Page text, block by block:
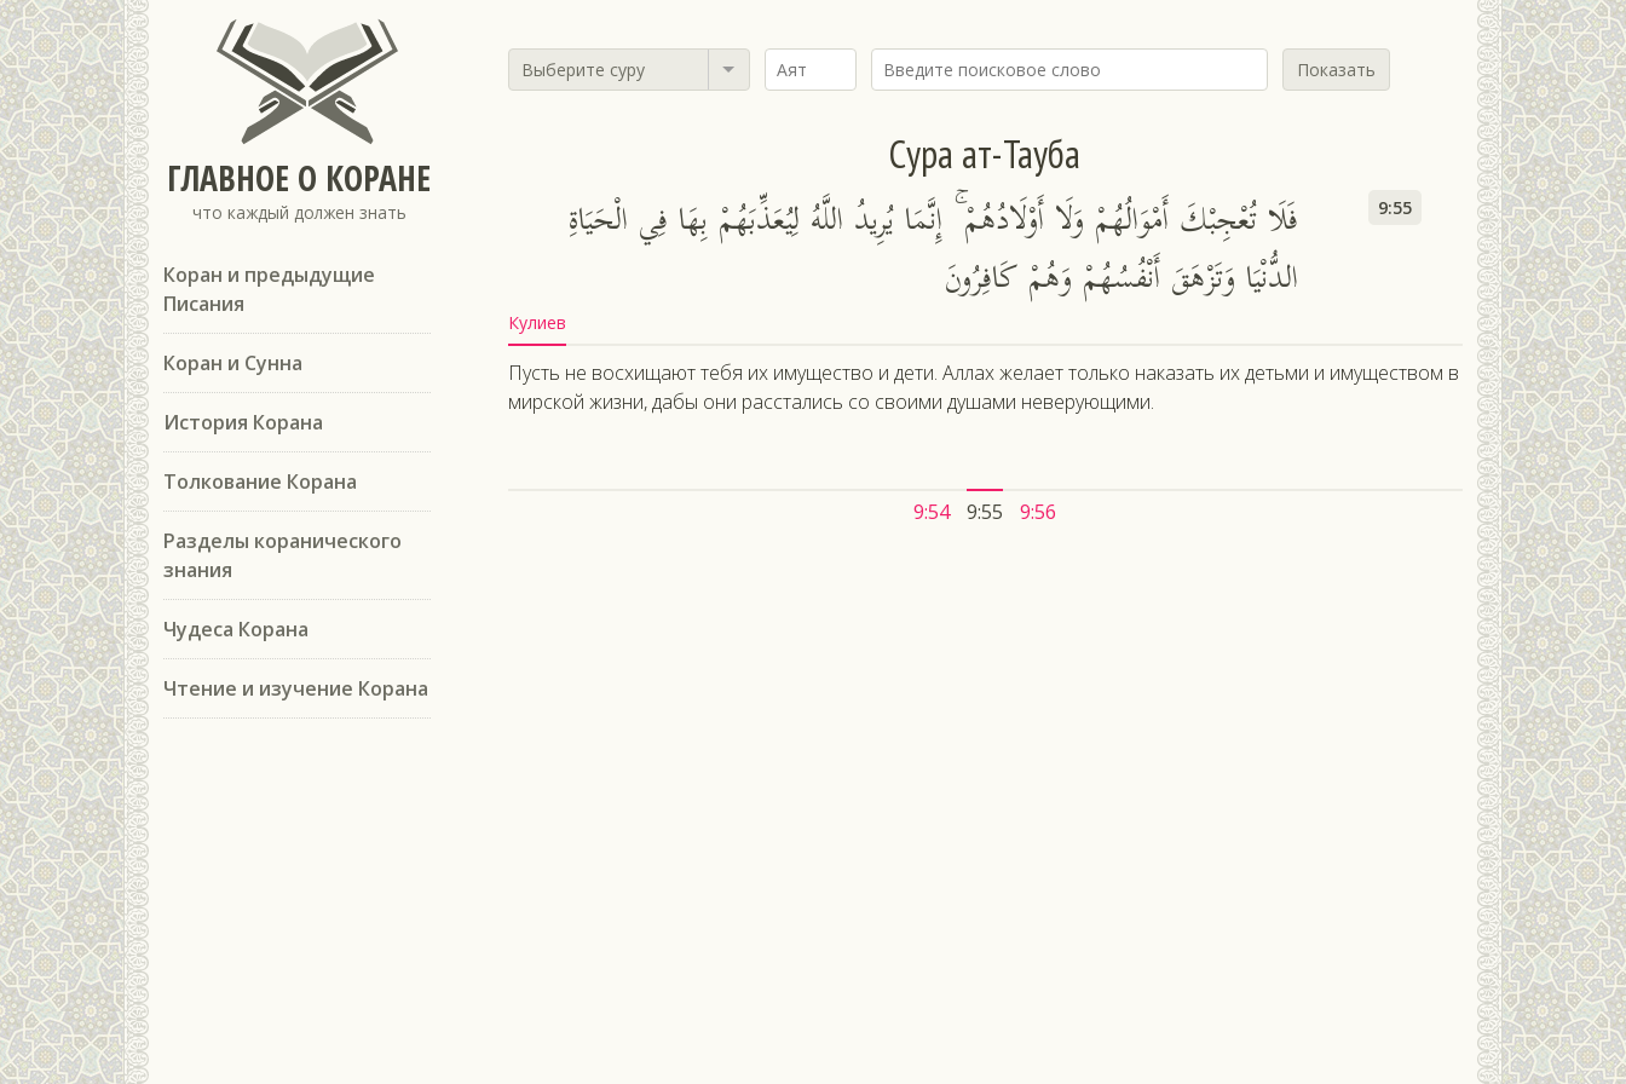
ГЛАВНОЕ О КОРАНЕ
что каждый должен знать
Коран и предыдущие
Писания
Коран и Сунна
История Корана
Толкование Корана
Разделы коранического
знания
Чудеса Корана
Чтение и изучение Корана
Выберите суру Показать
Сура ат-Тауба
فَلَا تُعْجِبْكَ أَمْوَالُهُمْ وَلَا أَوْلَادُهُمْ ۚ إِنَّمَا يُرِيدُ اللَّهُ لِيُعَذِّبَهُمْ بِهَا فِي الْحَيَاةِ
الدُّنْيَا وَتَزْهَقَ أَنْفُسُهُمْ وَهُمْ كَافِرُونَ
9:55
Кулиев
Пусть не восхищают тебя их имущество и дети. Аллах желает только наказать их детьми и имуществом в
мирской жизни, дабы они расстались со своими душами неверующими.
9:54 9:55 9:56